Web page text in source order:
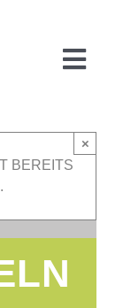
Start
WARUM
BEREITS
×